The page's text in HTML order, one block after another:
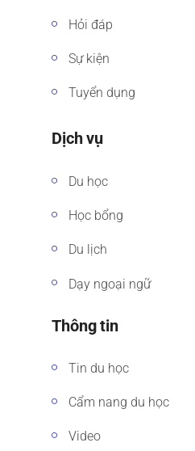
Hỏi đáp
Sự kiện
Tuyển dụng
Dịch vụ
Du học
Học bổng
Du lịch
Dạy ngoại ngữ
Thông tin
Tin du học
Cẩm nang du học
Video